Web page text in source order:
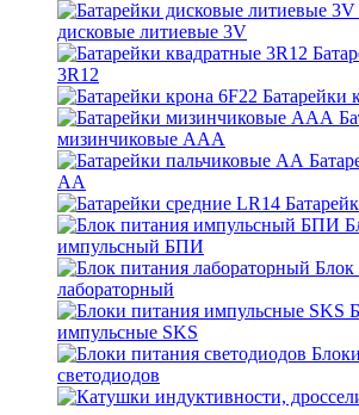
дисковые литиевые 3V
3R12
Батарейки
мизинчиковые ААА
АА
импульсный БПИ
Блок
лабораторный
импульсные SKS
светодиодов